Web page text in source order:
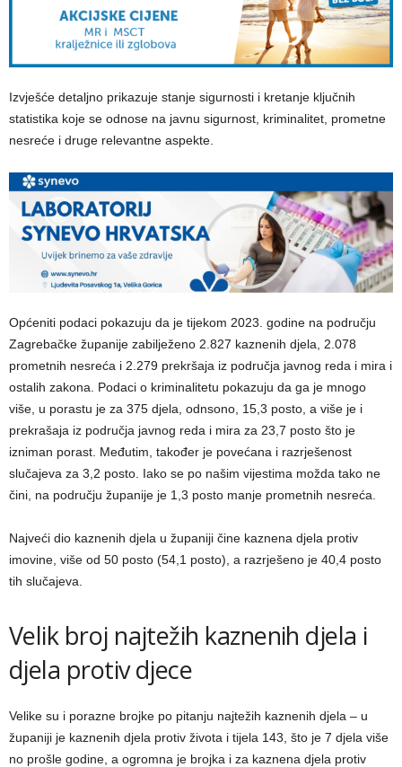
Izvješće detaljno prikazuje stanje sigurnosti i kretanje ključnih
statistika koje se odnose na javnu sigurnost, kriminalitet, prometne
nesreće i druge relevantne aspekte.
Općeniti podaci pokazuju da je tijekom 2023. godine na području
Zagrebačke županije zabilježeno 2.827 kaznenih djela, 2.078
prometnih nesreća i 2.279 prekršaja iz područja javnog reda i mira i
ostalih zakona. Podaci o kriminalitetu pokazuju da ga je mnogo
više, u porastu je za 375 djela, odnsono, 15,3 posto, a više je i
prekrašaja iz područja javnog reda i mira za 23,7 posto što je
izniman porast. Međutim, također je povećana i razrješenost
slučajeva za 3,2 posto. Iako se po našim vijestima možda tako ne
čini, na području županije je 1,3 posto manje prometnih nesreća.
Najveći dio kaznenih djela u županiji čine kaznena djela protiv
imovine, više od 50 posto (54,1 posto), a razrješeno je 40,4 posto
tih slučajeva.
Velik broj najtežih kaznenih djela i
djela protiv djece
Velike su i porazne brojke po pitanju najtežih kaznenih djela – u
županiji je kaznenih djela protiv života i tijela 143, što je 7 djela više
no prošle godine, a ogromna je brojka i za kaznena djela protiv